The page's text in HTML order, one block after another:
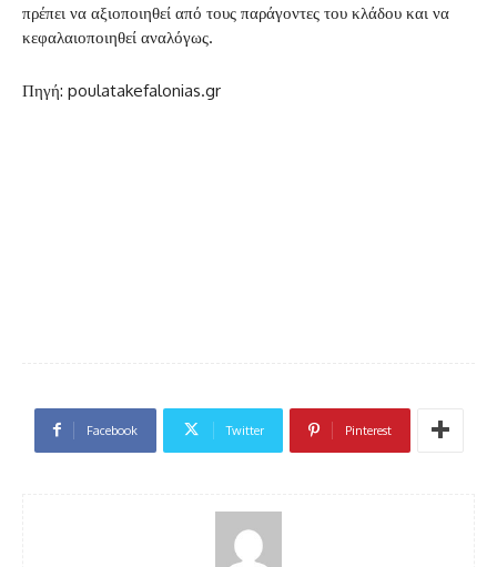
πρέπει να αξιοποιηθεί από τους παράγοντες του κλάδου και να
κεφαλαιοποιηθεί αναλόγως.
Πηγή: poulatakefalonias.gr
Facebook Twitter Pinterest